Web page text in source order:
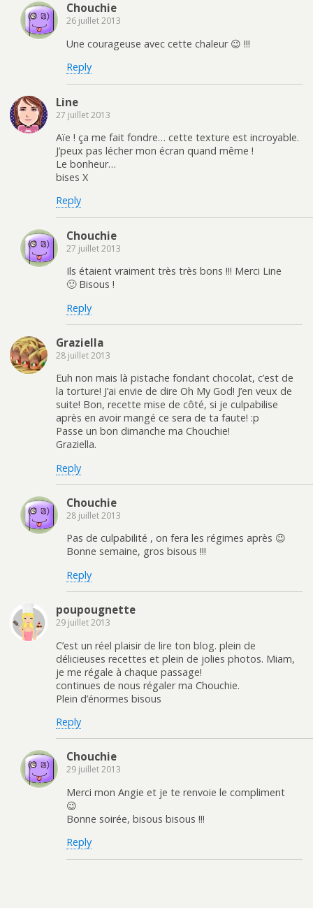
Chouchie
26 juillet 2013
Une courageuse avec cette chaleur 😉 !!!
Reply
Line
27 juillet 2013
Aïe ! ça me fait fondre… cette texture est incroyable.
J’peux pas lécher mon écran quand même !
Le bonheur…
bises X
Reply
Chouchie
27 juillet 2013
Ils étaient vraiment très très bons !!! Merci Line
🙂 Bisous !
Reply
Graziella
28 juillet 2013
Euh non mais là pistache fondant chocolat, c’est de
la torture! J’ai envie de dire Oh My God! J’en veux de
suite! Bon, recette mise de côté, si je culpabilise
après en avoir mangé ce sera de ta faute! :p
Passe un bon dimanche ma Chouchie!
Graziella.
Reply
Chouchie
28 juillet 2013
Pas de culpabilité , on fera les régimes après 😉
Bonne semaine, gros bisous !!!
Reply
poupougnette
29 juillet 2013
C’est un réel plaisir de lire ton blog. plein de
délicieuses recettes et plein de jolies photos. Miam,
je me régale à chaque passage!
continues de nous régaler ma Chouchie.
Plein d’énormes bisous
Reply
Chouchie
29 juillet 2013
Merci mon Angie et je te renvoie le compliment
😉
Bonne soirée, bisous bisous !!!
Reply